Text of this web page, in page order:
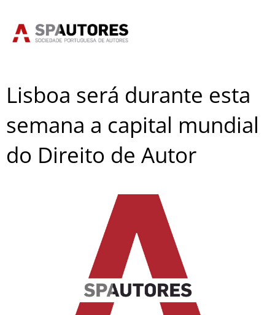
Lisboa será durante esta
semana a capital mundial
do Direito de Autor